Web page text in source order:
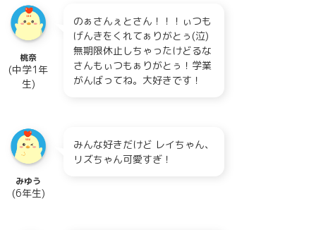
桃奈
(中学1年
生)
のぁさんぇとさん！！！ぃつも
げんきをくれてぁりがとぅ(泣)
無期限休止しちゃったけどるな
さんもぃつもぁりがとぅ！学業
がんばってね。大好きです！
みゆう
(6年生)
みんな好きだけど レイちゃん、
リズちゃん可愛すぎ！